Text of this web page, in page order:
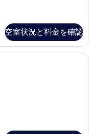
空室状況と料金を確認